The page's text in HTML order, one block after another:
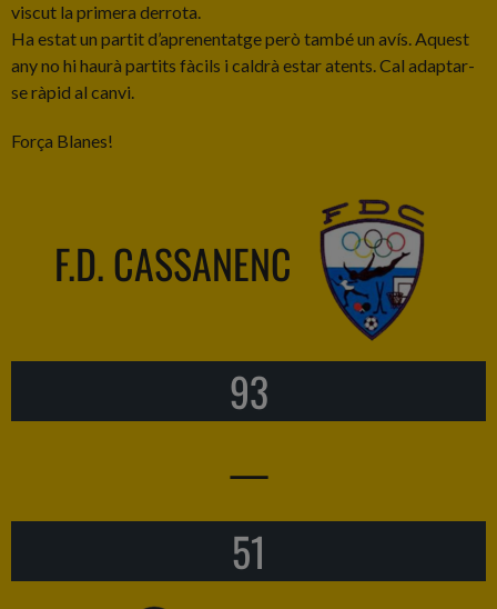
viscut la primera derrota.
Ha estat un partit d’aprenentatge però també un avís. Aquest
any no hi haurà partits fàcils i caldrà estar atents. Cal adaptar-
se ràpid al canvi.
Força Blanes!
F.D. CASSANENC
93
—
51